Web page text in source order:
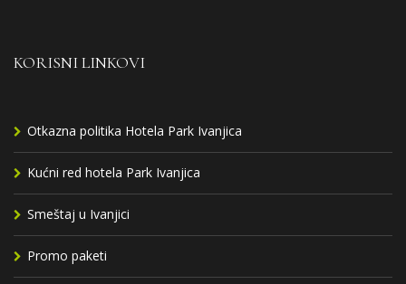
KORISNI LINKOVI
Otkazna politika Hotela Park Ivanjica
Kućni red hotela Park Ivanjica
Smeštaj u Ivanjici
Promo paketi